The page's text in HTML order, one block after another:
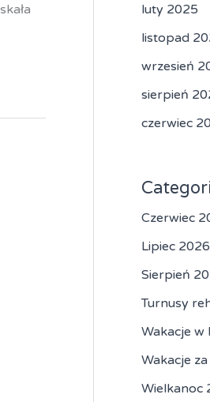
luty 2025
listopad
wrzesień
sierpień
czerwiec
Czerwiec
Lipiec 2026
Sierpień
Turnusy
Wakacje w
Wakacje
Wielkanoc